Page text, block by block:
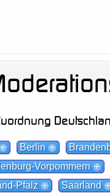
Berlin
Vorpommern
Pfalz
Saarland